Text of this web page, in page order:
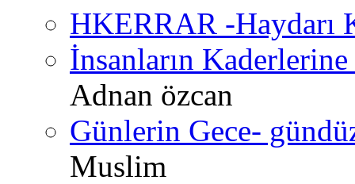
HKERRAR -Haydarı
İnsanların
Adnan özcan
Günlerin Gece-
Muslim